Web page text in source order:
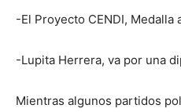
-El Proyecto CENDI, Medalla
-Lupita Herrera, va por una
Mientras algunos partidos